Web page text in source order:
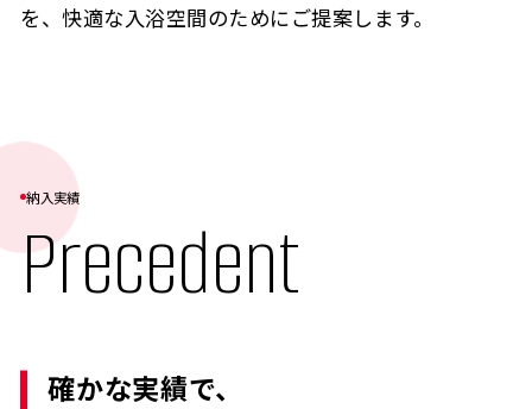
を、快適な入浴空間のためにご提案します。
納入実績
Precedent
確かな実績で、